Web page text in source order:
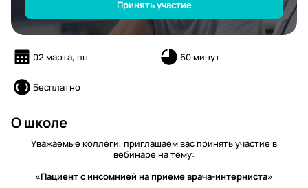
Принять участие
02 марта, пн 60 минут
Бесплатно
О школе
Уважаемые коллеги, приглашаем вас принять участие в
вебинаре на тему:
«Пациент с инсомнией на приеме врача-интерниста»